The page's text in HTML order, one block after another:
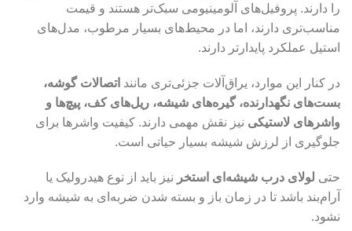
را دارند. پروفیل‌های آلومینیومی سبک‌تر هستند و قیمت
مناسب‌تری دارند، اما در محیط‌های بسیار مرطوب، مدل‌های
استیل عملکرد پایدارتر دارند.
در کنار این موارد، یراق‌آلات جزئی‌تری مانند اتصالات گوشه،
بست‌های نگهدارنده، گیره‌های شیشه، ریل‌های کف، پیچ‌ها و
واشرهای لاستیکی نیز نقش مهمی دارند. کیفیت واشرها برای
جلوگیری از لرزش شیشه بسیار حیاتی است.
حتی لولای درب شیشه‌ای استخر نیز باید از نوع هیدرولیک یا
آرام‌بند باشد تا در زمان باز و بسته شدن ضربه‌ای به شیشه وارد
نشود.